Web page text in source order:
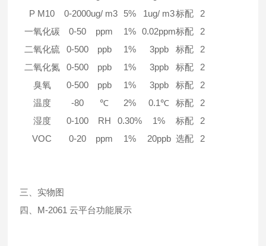
P M10
0-2000ug/ m3 5% 1ug/ m3标配
2
一氧化碳
0-50 ppm 1% 0.02ppm标配
2
二氧化硫
0-500 ppb 1% 3ppb 标配
2
二氧化氮
0-500 ppb 1% 3ppb 标配
2
臭氧
0-500 ppb 1% 3ppb 标配
2
温度
-80 ℃ 2% 0.1℃ 标配
2
湿度
0-100 RH 0.30% 1% 标配
2
VOC
0-20 ppm 1% 20ppb 选配 2
三、实物图
四、M-2061 云平台功能展示